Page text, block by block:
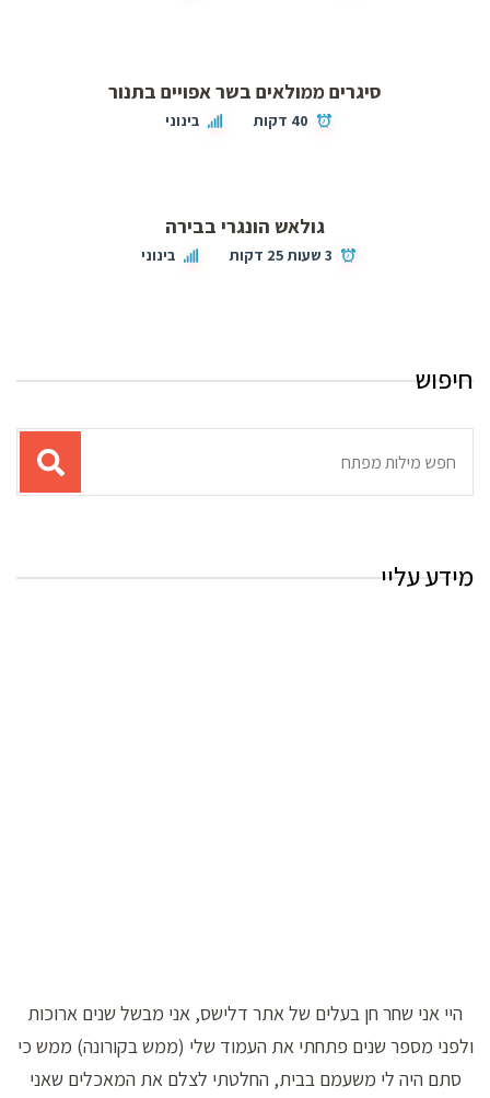
סיגרים ממולאים בשר אפויים בתנור
40 דקות בינוני
גולאש הונגרי בבירה
3 שעות 25 דקות בינוני
חיפוש
עבור
מידע עליי
היי אני שחר חן בעלים של אתר דלישס, אני מבשל שנים ארוכות
ולפני מספר שנים פתחתי את העמוד שלי (ממש בקורונה) ממש כי
סתם היה לי משעמם בבית, החלטתי לצלם את המאכלים שאני